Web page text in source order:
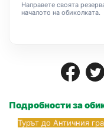
Подробности за
Турът до Античния
Направете своята
началото на обиколката.